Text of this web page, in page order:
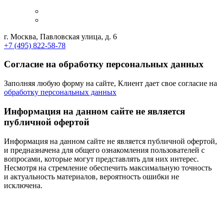
г. Москва, Павловская улица, д. 6
+7 (495) 822-58-78
Согласие на обработку персональных данных
Заполняя любую форму на сайте, Клиент дает свое согласие на
обработку персональных данных
Информация на данном сайте не является
публичной офертой
Информация на данном сайте не является публичной офертой,
и предназначена для общего ознакомления пользователей с
вопросами, которые могут представлять для них интерес.
Несмотря на стремление обеспечить максимальную точность
и актуальность материалов, вероятность ошибки не
исключена.